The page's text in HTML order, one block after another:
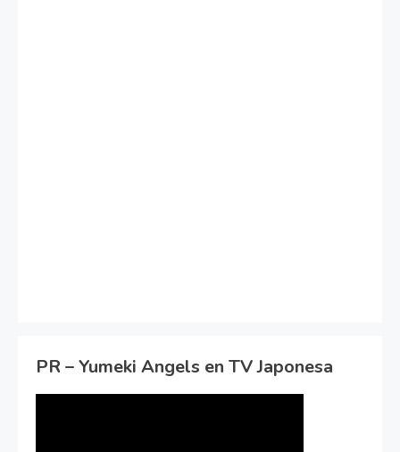
PR – Yumeki Angels en TV Japonesa